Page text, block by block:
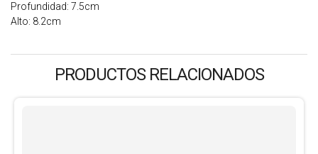
Profundidad: 7.5cm
Alto: 8.2cm
PRODUCTOS RELACIONADOS